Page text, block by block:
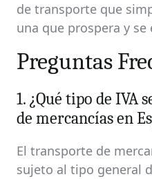
de transporte que
una que prospera y
Preguntas
1. ¿Qué tipo de IVA
de mercancías en
El transporte de
sujeto al tipo general